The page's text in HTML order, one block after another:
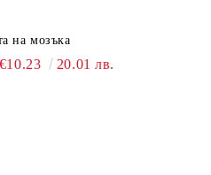
на мозъка
€10.23 20.01 лв.